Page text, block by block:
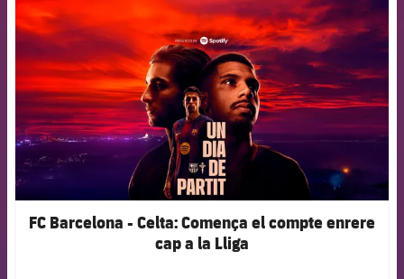
FC Barcelona - Celta: Comença el compte enrere
cap a la Lliga